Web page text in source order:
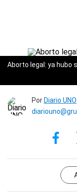
Aborto legal: ya hubo
Por Diario UNO